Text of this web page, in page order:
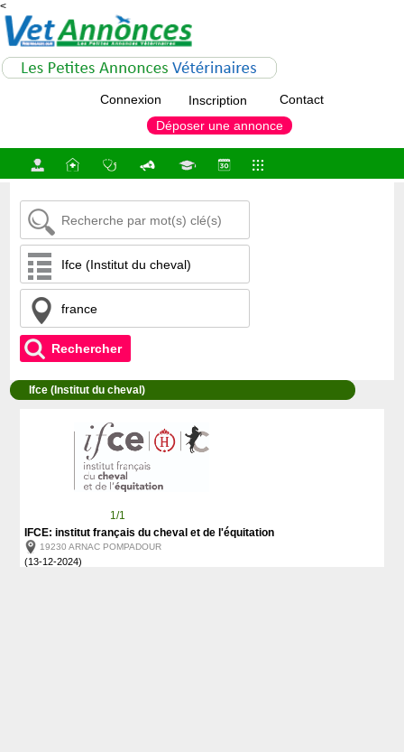
<
Déposer une annonce
Connexion Inscription Contact
Rechercher
Ifce (Institut du cheval)
1/1
IFCE: institut français du cheval et de l'équitation
19230 ARNAC POMPADOUR
(13-12-2024)